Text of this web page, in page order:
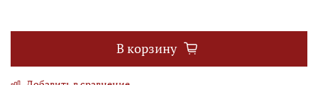
В корзину